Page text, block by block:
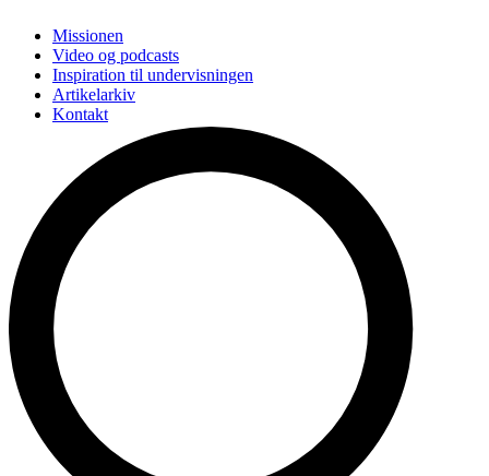
Missionen
Video og podcasts
Inspiration til undervisningen
Artikelarkiv
Kontakt
Videreuddannelse